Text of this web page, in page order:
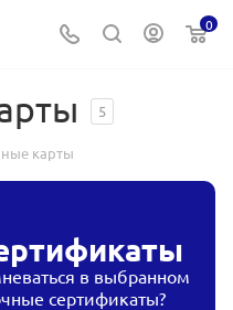
0
5
карты
в выбранном
сертификаты?